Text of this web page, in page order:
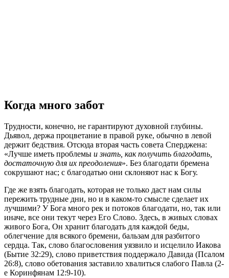
Когда много забот
Трудности, конечно, не гарантируют духовной глубины.
Дьявол, держа процветание в правой руке, обычно в левой
держит бедствия. Отсюда вторая часть совета Сперджена:
«Лучше иметь проблемы и знать, как получить благодать,
достаточную для их преодоления». Без благодати бремена
сокрушают нас; с благодатью они склоняют нас к Богу.
Где же взять благодать, которая не только даст нам силы
пережить трудные дни, но и в каком-то смысле сделает их
лучшими? У Бога много рек и потоков благодати, но, так или
иначе, все они текут через Его Слово. Здесь, в живых словах
живого Бога, Он хранит благодать для каждой беды,
облегчение для всякого бремени, бальзам для разбитого
сердца. Так, слово благословения уязвило и исцелило Иакова
(Бытие 32:29), слово приветствия поддержало Давида (Псалом
26:8), слово обетования заставило хвалиться слабого Павла (2-
е Коринфянам 12:9-10).